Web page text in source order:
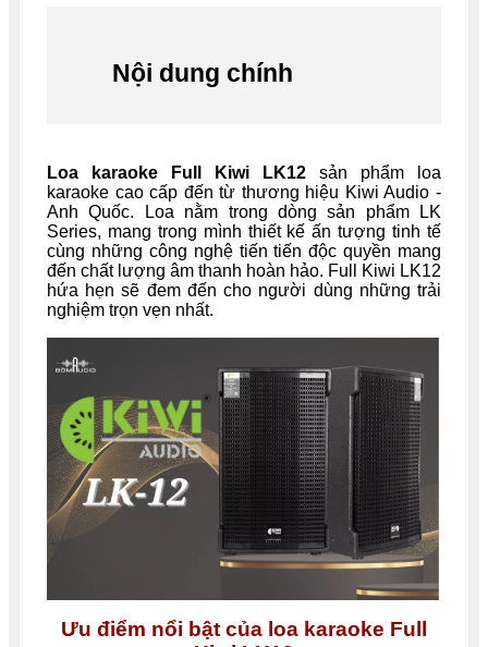
Nội dung chính
Loa karaoke Full Kiwi LK12 sản phẩm loa
karaoke cao cấp đến từ thương hiệu Kiwi Audio -
Anh Quốc. Loa nằm trong dòng sản phẩm LK
Series, mang trong mình thiết kế ấn tượng tinh tế
cùng những công nghệ tiến tiến độc quyền mang
đến chất lượng âm thanh hoàn hảo. Full Kiwi LK12
hứa hẹn sẽ đem đến cho người dùng những trải
nghiệm trọn vẹn nhất.
Ưu điểm nổi bật của loa karaoke Full